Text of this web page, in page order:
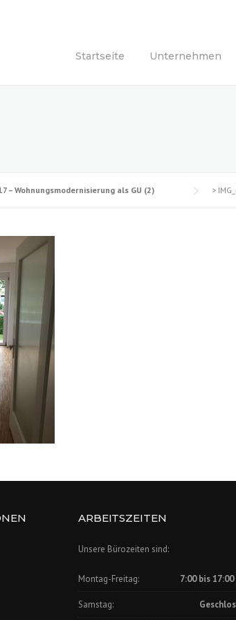
Startseite Unternehmen
– Wohnungsmodernisierung als GU (2) >
ARBEITSZEITEN
Unsere Bürozeiten sind:
Montag-Freitag: 7:00 bis 17:00
Samstag: